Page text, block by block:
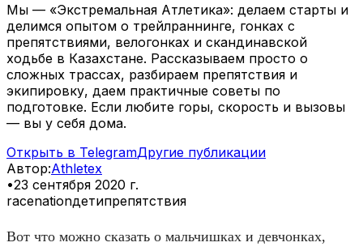
Мы — «Экстремальная Атлетика»: делаем старты и
делимся опытом о трейлраннинге, гонках с
препятствиями, велогонках и скандинавской
ходьбе в Казахстане. Рассказываем просто о
сложных трассах, разбираем препятствия и
экипировку, даем практичные советы по
подготовке. Если любите горы, скорость и вызовы
— вы у себя дома.
Открыть в TelegramДругие публикации
Автор:Athletex
•23 сентября 2020 г.
racenationдетипрепятствия
Вот что можно сказать о мальчишках и девчонках,